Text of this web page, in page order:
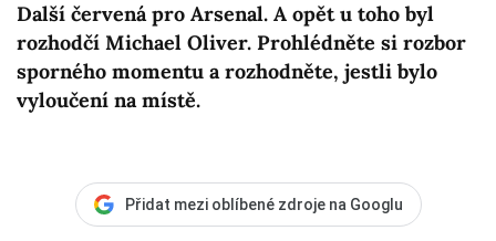
Další červená pro Arsenal. A opět u toho byl
rozhodčí Michael Oliver. Prohlédněte si rozbor
sporného momentu a rozhodněte, jestli bylo
vyloučení na místě.
Přidat mezi oblíbené zdroje na Googlu